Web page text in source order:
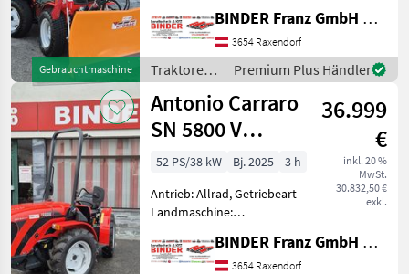
Gebrauchtmaschine
Zapfwellendrehzahl:
540/1000,
Höchstgeschwindigkeit in
km/h: 30 km/h, Aufladung:
Turbo
BINDER Franz GmbH & CoKG
3654 Raxendorf
Traktoren /
Antonio
Carraro
Premium Plus Händler
Antonio Carraro
SN 5800 V
Knicklenker
36.999
€
inkl. 20 %
MwSt.
30.832,50 €
exkl.
52 PS/38 kW Bj. 2025
3 h
Antrieb: Allrad, Getriebeart
Landmaschine:
ohne Kabine,
Zapfwellendrehzahl: 540,
BINDER Franz GmbH & CoKG
3654 Raxendorf